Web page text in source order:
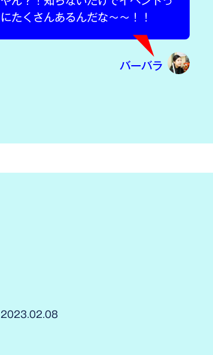
たくさんあるんだな〜〜！！
バーバラ
2023.02.08